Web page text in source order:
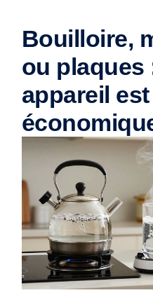
Bouilloire,
ou plaques
appareil